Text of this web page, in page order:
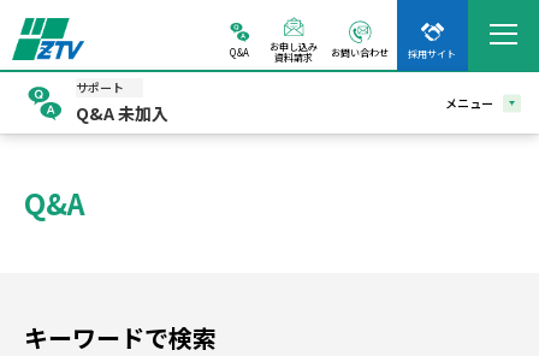
Q&A
お申し込み
資料請求
お問い合わせ 採用サイト
サポート
Q&A 未加入 メニュー
Q&A
キーワードで検索